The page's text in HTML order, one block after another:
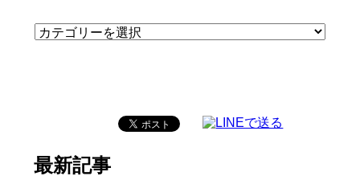
最新記事